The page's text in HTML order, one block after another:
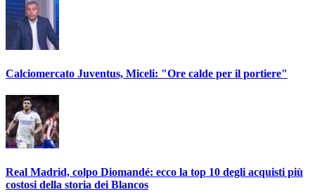
Calciomercato Juventus, Miceli: "Ore calde per il portiere"
Real Madrid, colpo Diomandé: ecco la top 10 degli acquisti più
costosi della storia dei Blancos